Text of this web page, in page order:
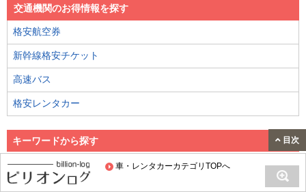
車・レンタカーカテゴリTOPへ
交通機関のお得情報を探す
格安航空券
新幹線格安チケット
高速バス
格安レンタカー
キーワードから探す 目次